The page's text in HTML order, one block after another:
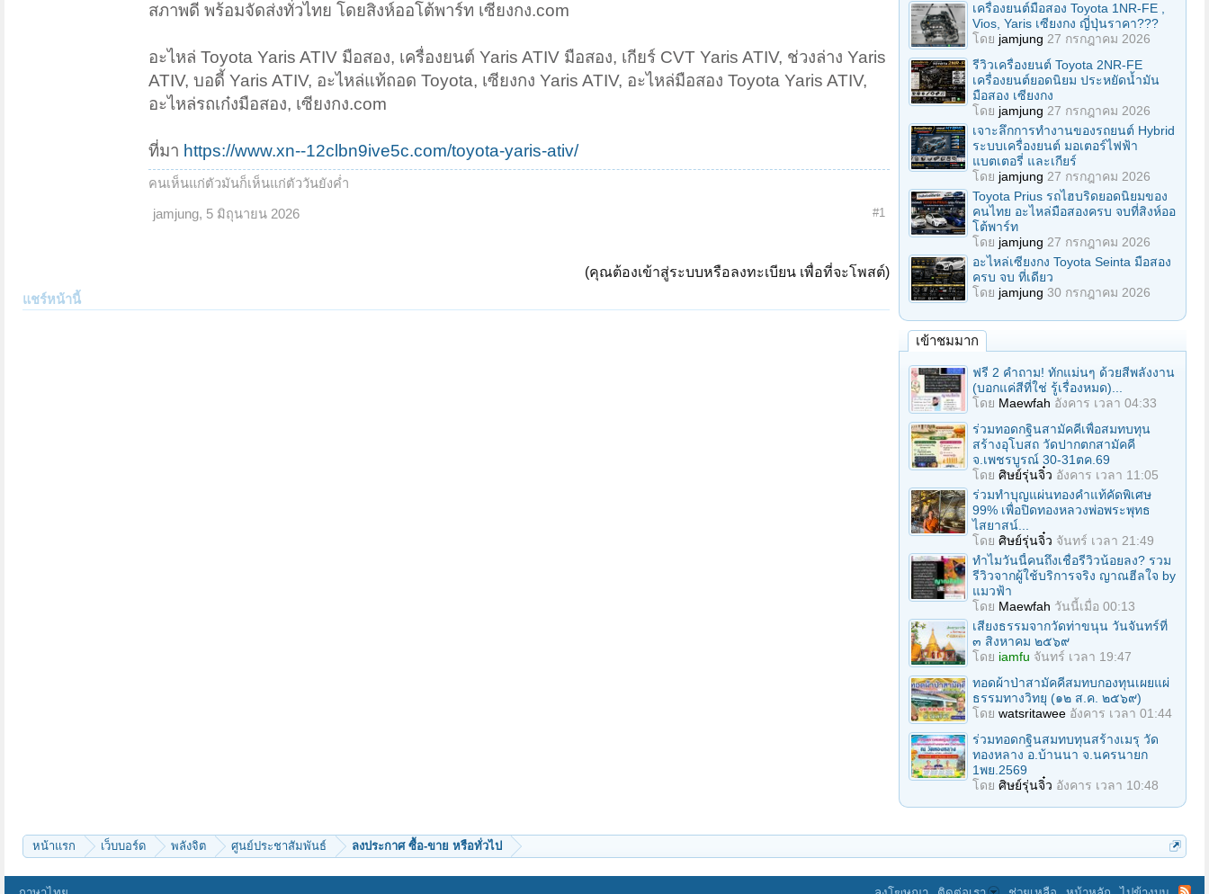
สภาพดี พร้อมจัดส่งทั่วไทย โดยสิงห์ออโต้พาร์ท เซียงกง.com
อะไหล่ Toyota Yaris ATIV มือสอง, เครื่องยนต์ Yaris ATIV มือสอง, เกียร์ CVT Yaris ATIV, ช่วงล่าง Yaris
ATIV, บอดี้ Yaris ATIV, อะไหล่แท้ถอด Toyota, เซียงกง Yaris ATIV, อะไหล่มือสอง Toyota Yaris ATIV,
อะไหล่รถเก๋งมือสอง, เซียงกง.com
ที่มา https://www.xn--12clbn9ive5c.com/toyota-yaris-ativ/
คนเห็นแก่ตัวมันก็เห็นแก่ตัววันยังค่ำ
jamjung, 5 มิถุนายน 2026 #1
(คุณต้องเข้าสู่ระบบหรือลงทะเบียน เพื่อที่จะโพสต์)
แชร์หน้านี้
เครื่องยนต์มือสอง Toyota 1NR-FE ,
Vios, Yaris เซียงกง ญี่ปุ่นราคา???
โดย jamjung 27 กรกฎาคม 2026
รีวิวเครื่องยนต์ Toyota 2NR-FE
เครื่องยนต์ยอดนิยม ประหยัดน้ำมัน
มือสอง เซียงกง
โดย jamjung 27 กรกฎาคม 2026
เจาะลึกการทำงานของรถยนต์ Hybrid
ระบบเครื่องยนต์ มอเตอร์ไฟฟ้า
แบตเตอรี่ และเกียร์
โดย jamjung 27 กรกฎาคม 2026
Toyota Prius รถไฮบริดยอดนิยมของ
คนไทย อะไหล่มือสองครบ จบที่สิงห์ออ
โต้พาร์ท
โดย jamjung 27 กรกฎาคม 2026
อะไหล่เซียงกง Toyota Seinta มือสอง
ครบ จบ ที่เดียว
โดย jamjung 30 กรกฎาคม 2026
เข้าชมมาก
ฟรี 2 คำถาม! ทักแม่นๆ ด้วยสีพลังงาน
(บอกแค่สีที่ใช่ รู้เรื่องหมด)...
โดย Maewfah อังคาร เวลา 04:33
ร่วมทอดกฐินสามัคคีเพื่อสมทบทุน
สร้างอุโบสถ วัดปากตกสามัคคี
จ.เพชรบูรณ์ 30-31ตค.69
โดย ศิษย์รุ่นจิ๋ว อังคาร เวลา 11:05
ร่วมทําบุญแผ่นทองคำแท้คัดพิเศษ
99% เพื่อปิดทองหลวงพ่อพระพุทธ
ไสยาสน์...
โดย ศิษย์รุ่นจิ๋ว จันทร์ เวลา 21:49
ทำไมวันนี้คนถึงเชื่อรีวิวน้อยลง? รวม
รีวิวจากผู้ใช้บริการจริง ญาณฮีลใจ by
แมวฟ้า
โดย Maewfah วันนี้เมื่อ 00:13
เสียงธรรมจากวัดท่าขนุน วันจันทร์ที่
๓ สิงหาคม ๒๕๖๙
โดย iamfu จันทร์ เวลา 19:47
ทอดผ้าป่าสามัคคีสมทบกองทุนเผยแผ่
ธรรมทางวิทยุ (๑๒ ส.ค. ๒๕๖๙)
โดย watsritawee อังคาร เวลา 01:44
ร่วมทอดกฐินสมทบทุนสร้างเมรุ วัด
ทองหลาง อ.บ้านนา จ.นครนายก
1พย.2569
โดย ศิษย์รุ่นจิ๋ว อังคาร เวลา 10:48
หน้าแรก เว็บบอร์ด พลังจิต ศูนย์ประชาสัมพันธ์ ลงประกาศ ซื้อ-ขาย หรือทั่วไป